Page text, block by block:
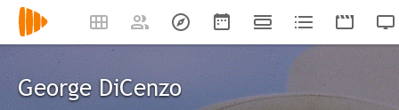
George DiCenzo